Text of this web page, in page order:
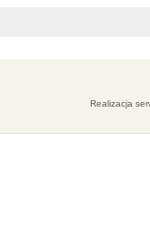
Realizacja